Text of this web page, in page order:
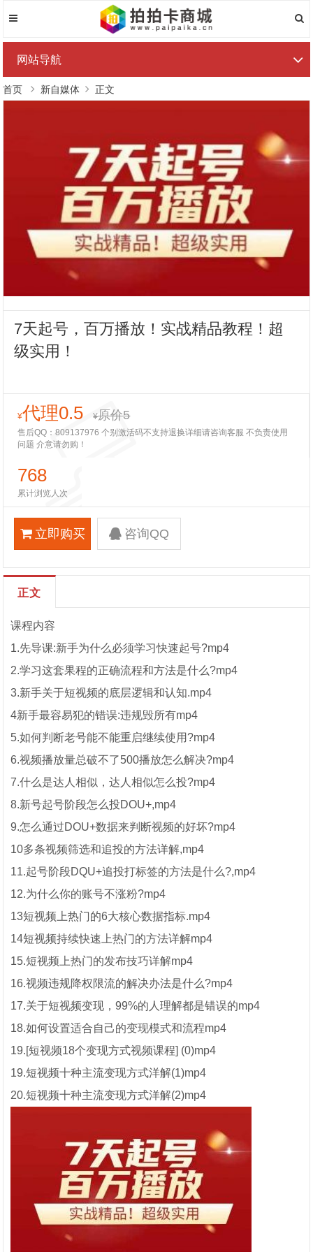
网站导航
首页 新自媒体 正文
7天起号，百万播放！实战精品教程！超
级实用！
¥代理0.5 ¥原价5
售后QQ：809137976 个别激活码不支持退换详细请咨询客服 不负责使用
问题 介意请勿购！
768
累计浏览人次
立即购买 咨询QQ
正文
课程内容
1.先导课:新手为什么必须学习快速起号?mp4
2.学习这套果程的正确流程和方法是什么?mp4
3.新手关于短视频的底层逻辑和认知.mp4
4新手最容易犯的错误:违规毁所有mp4
5.如何判断老号能不能重启继续使用?mp4
6.视频播放量总破不了500播放怎么解决?mp4
7.什么是达人相似，达人相似怎么投?mp4
8.新号起号阶段怎么投DOU+,mp4
9.怎么通过DOU+数据来判断视频的好坏?mp4
10多条视频筛选和追投的方法详解,mp4
11.起号阶段DQU+追投打标签的方法是什么?,mp4
12.为什么你的账号不涨粉?mp4
13短视频上热门的6大核心数据指标.mp4
14短视频持续快速上热门的方法详解mp4
15.短视频上热门的发布技巧详解mp4
16.视频违规降权限流的解决办法是什么?mp4
17.关于短视频变现，99%的人理解都是错误的mp4
18.如何设置适合自己的变现模式和流程mp4
19.[短视频18个变现方式视频课程] (0)mp4
19.短视频十种主流变现方式洋解(1)mp4
20.短视频十种主流变现方式洋解(2)mp4